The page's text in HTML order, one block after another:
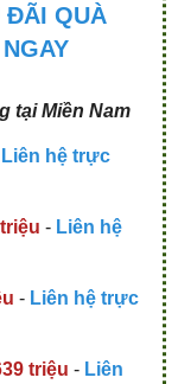
ĐÃI QUÀ
tại Miền Nam
Liên hệ trực
- Liên hệ
- Liên hệ trực
triệu - Liên